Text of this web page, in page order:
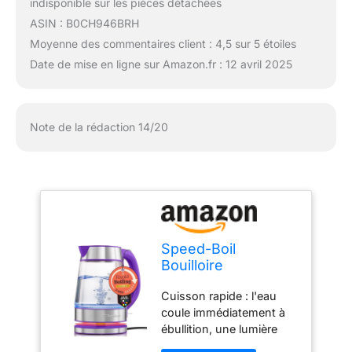
indisponible sur les pièces détachées
ASIN : B0CH946BRH
Moyenne des commentaires client : 4,5 sur 5 étoiles
Date de mise en ligne sur Amazon.fr : 12 avril 2025
Note de la rédaction 14/20
Speed-Boil
Bouilloire
1500 W, verre
borosilicate pour
café et thé, facile à
nettoyer, ouverture
Cuisson rapide : l'eau
coule immédiatement à
ébullition, une lumière